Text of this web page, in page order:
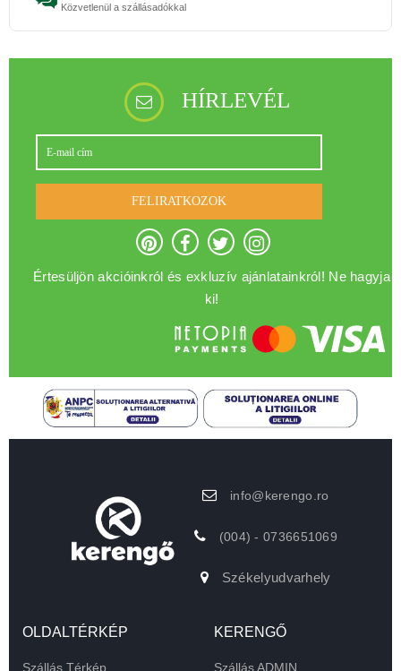
Közvetlenül a szállásadókkal
HÍRLEVÉL
FELIRATKOZOK
Értesüljön akcióinkról és exkluzív ajánlatainkról! Ne hagyja
ki!
info@kerengo.ro
(004) - 0736651069
Székelyudvarhely
OLDALTÉRKÉP
Szállás Térkép
KERENGŐ
Szállás ADMIN